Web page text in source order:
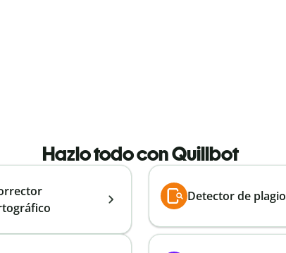
Hazlo todo con Quillbot
Detector de plagio